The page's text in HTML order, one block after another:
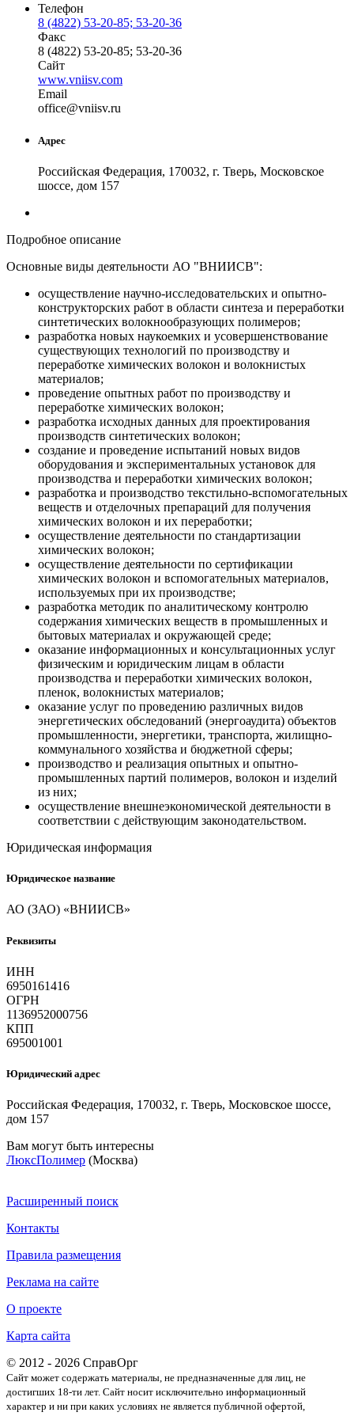
Телефон
8 (4822) 53-20-85; 53-20-36
Факс
8 (4822) 53-20-85; 53-20-36
Сайт
www.vniisv.com
Email
office@vniisv.ru
Адрес
Российская Федерация, 170032, г. Тверь, Московское
шоссе, дом 157
Подробное описание
Основные виды деятельности АО "ВНИИСВ":
осуществление научно-исследовательских и опытно-
конструкторских работ в области синтеза и переработки
синтетических волокнообразующих полимеров;
разработка новых наукоемких и усовершенствование
существующих технологий по производству и
переработке химических волокон и волокнистых
материалов;
проведение опытных работ по производству и
переработке химических волокон;
разработка исходных данных для проектирования
производств синтетических волокон;
создание и проведение испытаний новых видов
оборудования и экспериментальных установок для
производства и переработки химических волокон;
разработка и производство текстильно-вспомогательных
веществ и отделочных препараций для получения
химических волокон и их переработки;
осуществление деятельности по стандартизации
химических волокон;
осуществление деятельности по сертификации
химических волокон и вспомогательных материалов,
используемых при их производстве;
разработка методик по аналитическому контролю
содержания химических веществ в промышленных и
бытовых материалах и окружающей среде;
оказание информационных и консультационных услуг
физическим и юридическим лицам в области
производства и переработки химических волокон,
пленок, волокнистых материалов;
оказание услуг по проведению различных видов
энергетических обследований (энергоаудита) объектов
промышленности, энергетики, транспорта, жилищно-
коммунального хозяйства и бюджетной сферы;
производство и реализация опытных и опытно-
промышленных партий полимеров, волокон и изделий
из них;
осуществление внешнеэкономической деятельности в
соответствии с действующим законодательством.
Юридическая информация
Юридическое название
АО (ЗАО) «ВНИИСВ»
Реквизиты
ИНН
6950161416
ОГРН
1136952000756
КПП
695001001
Юридический адрес
Российская Федерация, 170032, г. Тверь, Московское шоссе,
дом 157
Вам могут быть интересны
ЛюксПолимер (Москва)
Расширенный поиск
Контакты
Правила размещения
Реклама на сайте
О проекте
Карта сайта
© 2012 - 2026 СправОрг
Сайт может содержать материалы, не предназначенные для лиц, не
достигших 18-ти лет. Cайт носит исключительно информационный
характер и ни при каких условиях не является публичной офертой,